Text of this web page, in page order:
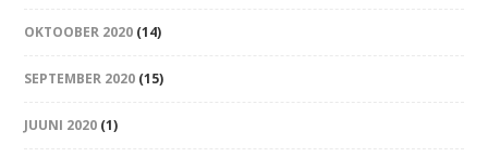
OKTOOBER 2020 (14)
SEPTEMBER 2020 (15)
JUUNI 2020 (1)